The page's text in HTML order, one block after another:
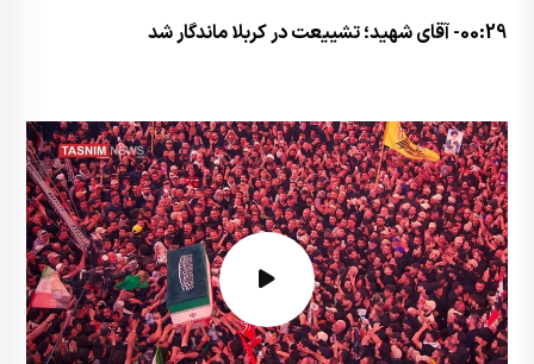
00:29- آقای شهید؛ تشییعت در کربلا ماندگار شد